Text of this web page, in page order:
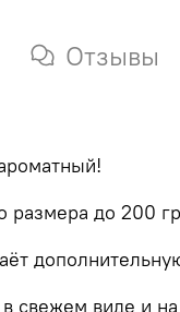
Отзывы
размера до 200
свежем виде и на